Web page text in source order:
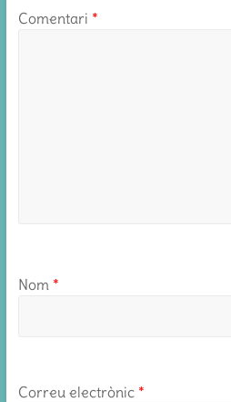
Comentari *
Nom *
Correu electrònic *